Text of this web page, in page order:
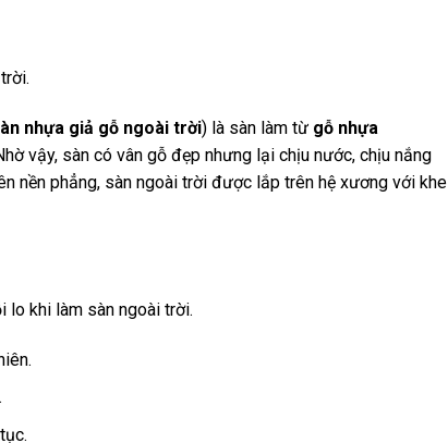
nhựa giả gỗ ngoài trời) là sàn làm từ gỗ nhựa
vậy, sàn có vân gỗ đẹp nhưng lại chịu nước, chịu nắng
nền phẳng, sàn ngoài trời được lắp trên hệ xương với khe
lo khi làm sàn ngoài trời.